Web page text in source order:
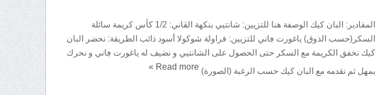
المقادير: البان كيك الوصفة هنا للتزيين: شانتيي بنكهة الڤاني: 1/2 كأس كريمة سائلة
السكر(حسب الذوق) ياغورت ڢاني للتزيين: فراولة شوكولا أسود ذائب الطريقة: نحضر البان
كيك نخفق الكريمة مع السكر حتى الحصول على الشانتيي و نضيف له ياغورت ڢاني و نحرك
بمهل ثم نقدمه مع البان كيك حسب الرغبة (الصورة) Read more
»